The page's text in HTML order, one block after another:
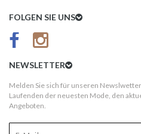
Kundenservice
AGB
Kundeninformationen
FOLGEN SIE UNS
NEWSLETTER
Melden Sie sich für unseren
Laufenden der neuesten Mode, den
Angeboten.